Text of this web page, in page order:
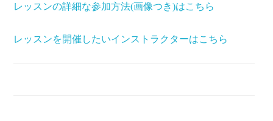
レッスンの詳細な参加方法(画像つき)はこちら
レッスンを開催したいインストラクターはこちら